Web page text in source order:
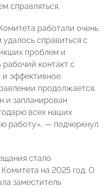
справляться.
работали очень
справиться с
проблем и
контакт с
эффективное
продолжается.
и запланирован
всех наших
работу», — подчеркнул
стало
на 2025 год. О
заместитель